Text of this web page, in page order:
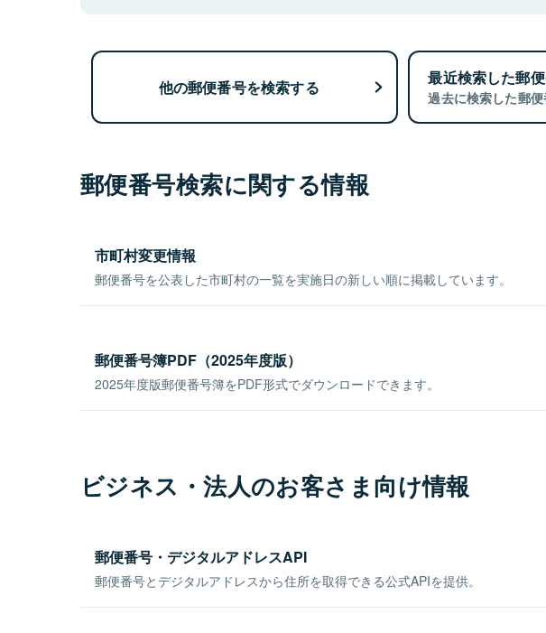
他の郵便番号を検索する 最近検索した郵
過去に検索した郵便
郵便番号検索に関する情報
市町村変更情報
郵便番号を公表した市町村の一覧を実施日の新しい順に掲載しています。
郵便番号簿PDF（2025年度版）
2025年度版郵便番号簿をPDF形式でダウンロードできます。
ビジネス・法人のお客さま向け情報
郵便番号・デジタルアドレスAPI
郵便番号とデジタルアドレスから住所を取得できる公式APIを提供。